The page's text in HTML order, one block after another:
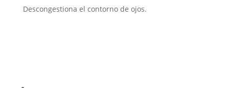
Descongestiona el contorno de ojos.